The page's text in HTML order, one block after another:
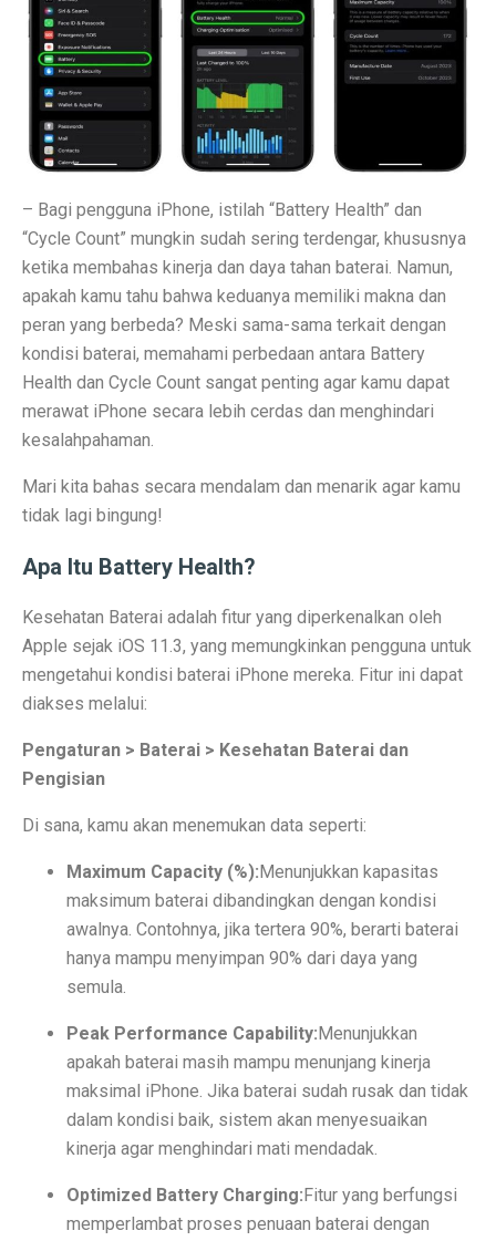
Inspirasi Warna Cat Pagar yang Elegan dan Pasti Sukses
Tips Pemasangan Plafon PVC Rangka Hollow Modern
8 Ciri Rumah Tropis Sederhana: Hunian Asri, Sejuk,
Keunggulan dan Kekurangan Plafon PVC yang Harus
Studi: Risiko Penyakit Jantung Terkait Hampir Semua
5 Ciri Interior Rumah Scandinavian yang Sederhana
Tugas dan Wewenang OJK, Regulator dari Krisis
5 Fakta Menarik Ikan Green Terror yang Agresif dan
5 Rekomendasi Film Park Chan Wook yang Harus
Terapi Ginjal dengan Teknologi Cuci Darah Terbaru
Desain Rumah Minimalis, Tampilan Menarik!
Rahasia iPhone 17 Pro Max Tahan Panas: Teknologi
Detoks Digital untuk Gen Z, Tenangkan Pikiran?
Laptop Murah 4 Jutaan untuk Pelajar Aktif, Tugas
Honda PCX160: Spesifikasi Mewah yang Membuat
Pengguna Adobe Analytics, Waspada! Celah Ini Ancam
Xiaomi 15T vs Honor 400, Kamera Hebat di Bawah
– Bagi pengguna iPhone, istilah “Battery Health” dan
“Cycle Count” mungkin sudah sering terdengar, khususnya
ketika membahas kinerja dan daya tahan baterai. Namun,
apakah kamu tahu bahwa keduanya memiliki makna dan
peran yang berbeda? Meski sama-sama terkait dengan
kondisi baterai, memahami perbedaan antara Battery
Health dan Cycle Count sangat penting agar kamu dapat
merawat iPhone secara lebih cerdas dan menghindari
kesalahpahaman.
Mari kita bahas secara mendalam dan menarik agar kamu
tidak lagi bingung!
Apa Itu Battery Health?
Kesehatan Baterai adalah fitur yang diperkenalkan oleh
Apple sejak iOS 11.3, yang memungkinkan pengguna untuk
mengetahui kondisi baterai iPhone mereka. Fitur ini dapat
diakses melalui:
Pengaturan > Baterai > Kesehatan Baterai dan
Pengisian
Di sana, kamu akan menemukan data seperti:
Maximum Capacity (%): Menunjukkan kapasitas
maksimum baterai dibandingkan dengan kondisi
awalnya. Contohnya, jika tertera 90%, berarti baterai
hanya mampu menyimpan 90% dari daya yang
semula.
Peak Performance Capability: Menunjukkan
apakah baterai masih mampu menunjang kinerja
maksimal iPhone. Jika baterai sudah rusak dan tidak
dalam kondisi baik, sistem akan menyesuaikan
kinerja agar menghindari mati mendadak.
Optimized Battery Charging: Fitur yang berfungsi
memperlambat proses penuaan baterai dengan